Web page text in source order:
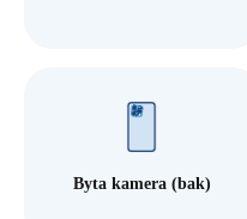
Byta kamera (bak)